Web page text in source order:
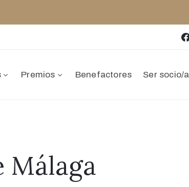
Premios Benefactores Ser socio/a
Málaga